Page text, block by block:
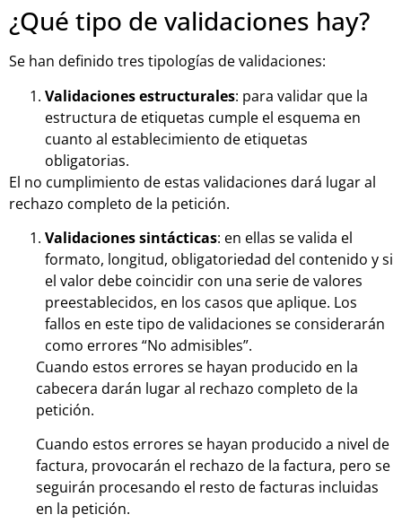
¿Qué tipo de validaciones hay?
Se han definido tres tipologías de validaciones:
Validaciones estructurales: para validar que la
estructura de etiquetas cumple el esquema en
cuanto al establecimiento de etiquetas
obligatorias.
El no cumplimiento de estas validaciones dará lugar al
rechazo completo de la petición.
Validaciones sintácticas: en ellas se valida el
formato, longitud, obligatoriedad del contenido y si
el valor debe coincidir con una serie de valores
preestablecidos, en los casos que aplique. Los
fallos en este tipo de validaciones se considerarán
como errores “No admisibles”.
Cuando estos errores se hayan producido en la
cabecera darán lugar al rechazo completo de la
petición.
Cuando estos errores se hayan producido a nivel de
factura, provocarán el rechazo de la factura, pero se
seguirán procesando el resto de facturas incluidas
en la petición.